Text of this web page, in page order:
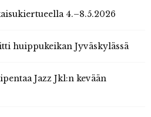
4.–8.5.2026
huippukeikan Jyväskylässä
Jazz Jkl:n kevään